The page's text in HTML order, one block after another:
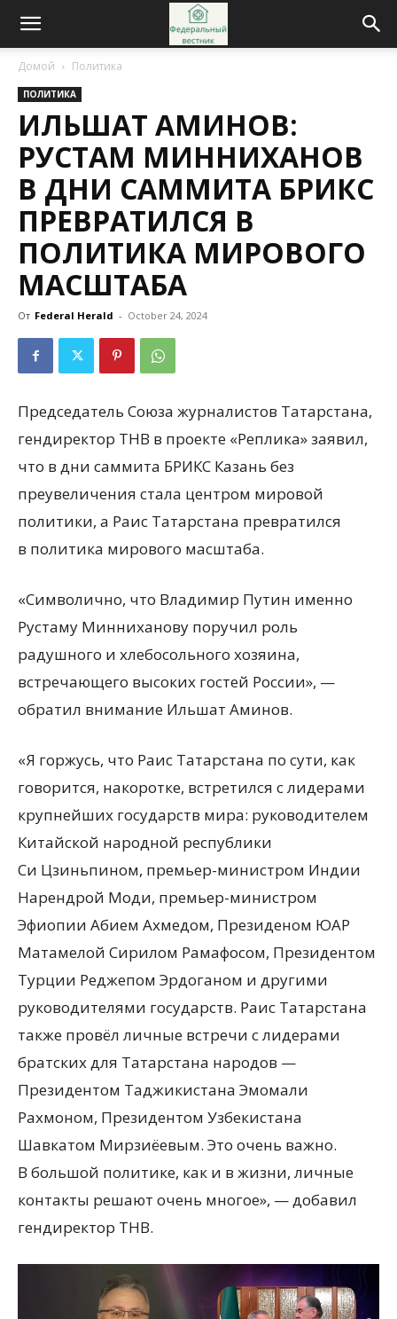
Домой Политика
ПОЛИТИКА
ИЛЬШАТ АМИНОВ:
РУСТАМ МИННИХАНОВ
В ДНИ САММИТА БРИКС
ПРЕВРАТИЛСЯ В
ПОЛИТИКА МИРОВОГО
МАСШТАБА
От Federal Herald - October 24, 2024
Председатель Союза журналистов Татарстана,
гендиректор ТНВ в проекте «Реплика» заявил,
что в дни саммита БРИКС Казань без
преувеличения стала центром мировой
политики, а Раис Татарстана превратился
в политика мирового масштаба.
«Символично, что Владимир Путин именно
Рустаму Минниханову поручил роль
радушного и хлебосольного хозяина,
встречающего высоких гостей России», —
обратил внимание Ильшат Аминов.
«Я горжусь, что Раис Татарстана по сути, как
говорится, накоротке, встретился с лидерами
крупнейших государств мира: руководителем
Китайской народной республики
Си Цзиньпином, премьер-министром Индии
Нарендрой Моди, премьер-министром
Эфиопии Абием Ахмедом, Президеном ЮАР
Матамелой Сирилом Рамафосом, Президентом
Турции Реджепом Эрдоганом и другими
руководителями государств. Раис Татарстана
также провёл личные встречи с лидерами
братских для Татарстана народов —
Президентом Таджикистана Эмомали
Рахмоном, Президентом Узбекистана
Шавкатом Мирзиёевым. Это очень важно.
В большой политике, как и в жизни, личные
контакты решают очень многое», — добавил
гендиректор ТНВ.